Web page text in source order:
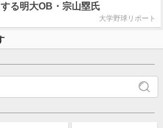
る明大OB・宗山塁氏
大学野球リポート